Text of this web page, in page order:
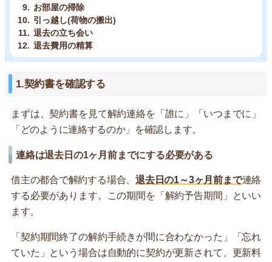
お部屋の掃除
引っ越し(荷物の搬出)
退去の立ち会い
退去費用の精算
1.契約書を確認する
まずは、契約書を見て解約連絡を「誰に」「いつまでに」
「どのように連絡するのか」を確認します。
連絡は退去日の1ヶ月前までにする必要がある
借主の都合で解約する場合、退去日の1～3ヶ月前まで連絡
する必要があります。この期間を「解約予告期間」といい
ます。
「契約期間終了の解約手続きが間に合わなかった」「忘れ
ていた」という場合は自動的に契約が更新されて、更新料